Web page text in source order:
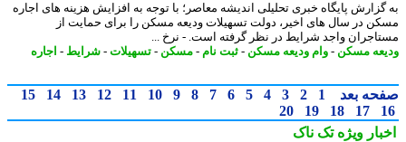
پایگاه خبری تحلیلی اندیشه معاصر؛ با توجه به افزایش هزینه های اجاره
در سال های اخیر، دولت تسهیلات ودیعه مسکن را برای حمایت از
واجد شرایط در نظر گرفته است. - نرخ ...
مسکن-وام ودیعه مسکن-ثبت نام-مسکن-تسهیلات-شرایط -اجاره
بعد 1
2
3
4
5
6
7
8
9
10
11
12
13
14
15
17
18
19
20
ویژهتک ناک